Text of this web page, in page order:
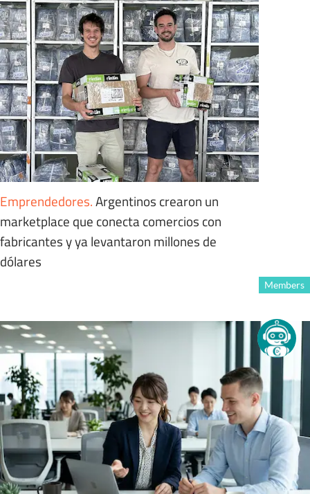
Emprendedores.Argentinos crearon un
marketplace que conecta comercios con
fabricantes y ya levantaron millones de
dólares
Members